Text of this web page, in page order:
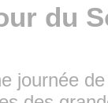
du
journée